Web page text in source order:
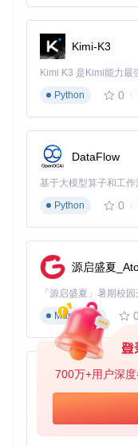
700万+用户深
了身份证号、家庭住
格更加简洁。导出数
据安全。
3. 复杂条件查询：组
教务处需要找出"数学
评价等级为A"的学生
core > 85) OR
符合要求的学生名单
总结：让数据查
和简单高效的筛选功
垒。无论是市场分析
技术人员节省70%以
人"变成"自助"。现在
高效数据查看之旅吧！
仓库地址：https://
ParquetViewer
https://
Kimi-K3
Python
0
DataFlow
基于大模型算子和工
Python
0
源启盛夏
Markdown
0
py-xiaozhi
Python
0